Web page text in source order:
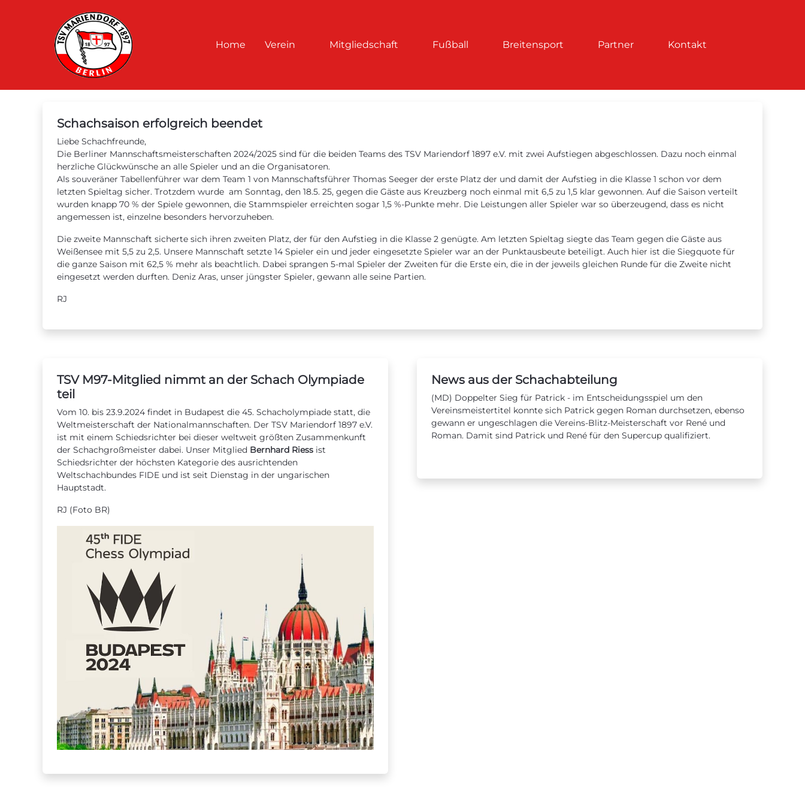
Home Verein Mitgliedschaft Fußball Breitensport Partner Kontakt
Schachsaison erfolgreich beendet
Liebe Schachfreunde,
Die Berliner Mannschaftsmeisterschaften 2024/2025 sind für die beiden Teams des TSV Mariendorf 1897 e.V. mit zwei Aufstiegen abgeschlossen. Dazu noch einmal
herzliche Glückwünsche an alle Spieler und an die Organisatoren.
Als souveräner Tabellenführer war dem Team 1 von Mannschaftsführer Thomas Seeger der erste Platz der und damit der Aufstieg in die Klasse 1 schon vor dem
letzten Spieltag sicher. Trotzdem wurde am Sonntag, den 18.5. 25, gegen die Gäste aus Kreuzberg noch einmal mit 6,5 zu 1,5 klar gewonnen. Auf die Saison verteilt
wurden knapp 70 % der Spiele gewonnen, die Stammspieler erreichten sogar 1,5 %-Punkte mehr. Die Leistungen aller Spieler war so überzeugend, dass es nicht
angemessen ist, einzelne besonders hervorzuheben.
Die zweite Mannschaft sicherte sich ihren zweiten Platz, der für den Aufstieg in die Klasse 2 genügte. Am letzten Spieltag siegte das Team gegen die Gäste aus
Weißensee mit 5,5 zu 2,5. Unsere Mannschaft setzte 14 Spieler ein und jeder eingesetzte Spieler war an der Punktausbeute beteiligt. Auch hier ist die Siegquote für
die ganze Saison mit 62,5 % mehr als beachtlich. Dabei sprangen 5-mal Spieler der Zweiten für die Erste ein, die in der jeweils gleichen Runde für die Zweite nicht
eingesetzt werden durften. Deniz Aras, unser jüngster Spieler, gewann alle seine Partien.
RJ
TSV M97-Mitglied nimmt an der Schach Olympiade
teil
Vom 10. bis 23.9.2024 findet in Budapest die 45. Schacholympiade statt, die
Weltmeisterschaft der Nationalmannschaften. Der TSV Mariendorf 1897 e.V.
ist mit einem Schiedsrichter bei dieser weltweit größten Zusammenkunft
der Schachgroßmeister dabei. Unser Mitglied Bernhard Riess ist
Schiedsrichter der höchsten Kategorie des ausrichtenden
Weltschachbundes FIDE und ist seit Dienstag in der ungarischen
Hauptstadt.
RJ (Foto BR)
News aus der Schachabteilung
(MD) Doppelter Sieg für Patrick - im Entscheidungsspiel um den
Vereinsmeistertitel konnte sich Patrick gegen Roman durchsetzen, ebenso
gewann er ungeschlagen die Vereins-Blitz-Meisterschaft vor René und
Roman. Damit sind Patrick und René für den Supercup qualifiziert.